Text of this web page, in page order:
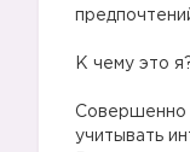
К чему это
Совершенно
учитывать